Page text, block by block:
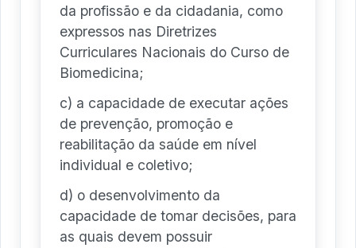
da profissão e da cidadania, como
expressos nas Diretrizes
Curriculares Nacionais do Curso de
Biomedicina;
c) a capacidade de executar ações
de prevenção, promoção e
reabilitação da saúde em nível
individual e coletivo;
d) o desenvolvimento da
capacidade de tomar decisões, para
as quais devem possuir